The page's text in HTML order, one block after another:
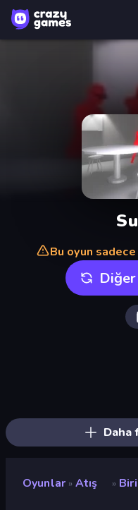
Bu oyun
Daha
Oyunlar » Atış »